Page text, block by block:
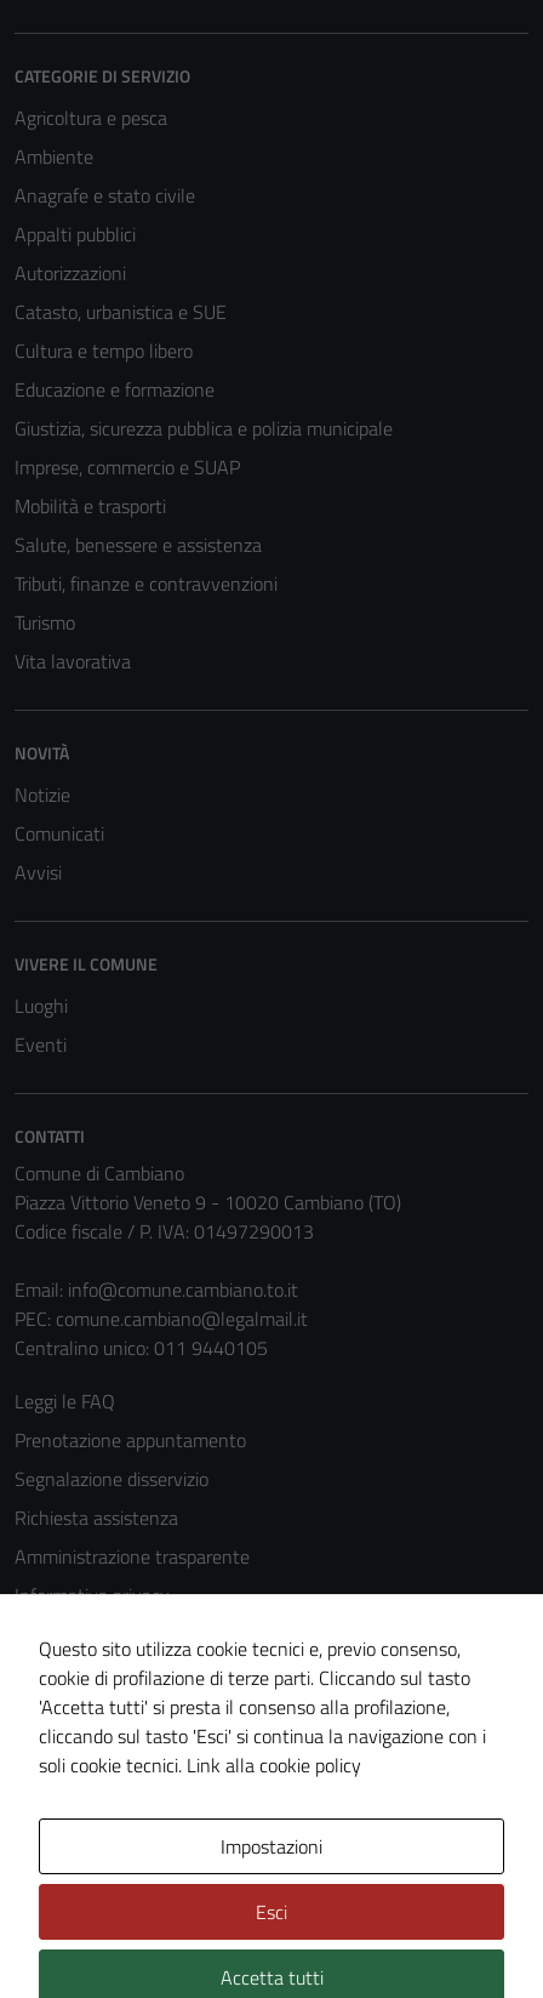
CATEGORIE DI SERVIZIO
Agricoltura e pesca
Ambiente
Anagrafe e stato civile
Appalti pubblici
Autorizzazioni
Catasto, urbanistica e SUE
Cultura e tempo libero
Educazione e formazione
Giustizia, sicurezza pubblica e polizia municipale
Imprese, commercio e SUAP
Mobilità e trasporti
Salute, benessere e assistenza
Tributi, finanze e contravvenzioni
Turismo
Vita lavorativa
NOVITÀ
Notizie
Comunicati
Avvisi
VIVERE IL COMUNE
Luoghi
Eventi
CONTATTI
Comune di Cambiano
Piazza Vittorio Veneto 9 - 10020 Cambiano (TO)
Codice fiscale / P. IVA: 01497290013
Email: info@comune.cambiano.to.it
PEC: comune.cambiano@legalmail.it
Centralino unico: 011 9440105
Leggi le FAQ
Prenotazione appuntamento
Segnalazione disservizio
Richiesta assistenza
Amministrazione trasparente
Informativa privacy
Note legali
Dichiarazione di accessibilità
Piano di miglioramento del sito
Technical Design s.r.l.
Questo sito utilizza cookie tecnici e, previo consenso,
cookie di profilazione di terze parti. Cliccando sul tasto
'Accetta tutti' si presta il consenso alla profilazione,
cliccando sul tasto 'Esci' si continua la navigazione con i
soli cookie tecnici. Link alla cookie policy
Impostazioni
Esci
Accetta tutti
non raccolgono